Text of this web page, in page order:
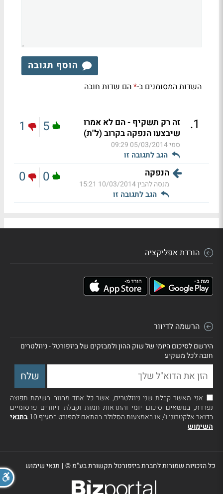
הוסף תגובה
השדות המסומנים ב-*הם שדות חובה
1
.
זה רק תשקיף - הם לא אמרו
שיבצעו הנפקה בקרוב (ל"ת)
סמי05/03/2014 09:29
הגב לתגובה זו
5
1
הנפקה
מנסה להבין10/03/2014 15:21
הגב לתגובה זו
0
0
הורדת אפליקציה
הרשמה לדיוור
הירשם לסיכום היומי של שוק ההון ולמבזקים של ביזפורטל - ניוזלטרים
חובה לכל משקיע
אני מאשר קבלת שני ניוזלטרים, אשר כל אחד מהווה רשימת תפוצה
נפרדת, בנושאים סיכום יומי והתראות חמות וקבלת דיוורים פרסומיים
בדואר אלקטרוני ו/ או באמצעות הסלולר בהתאם למפורט בסעיף 10
בתנאי
השימוש
כל הזכויות שמורות לחברת ביזפורטל תקשורת בע"מ ©| תנאי שימוש